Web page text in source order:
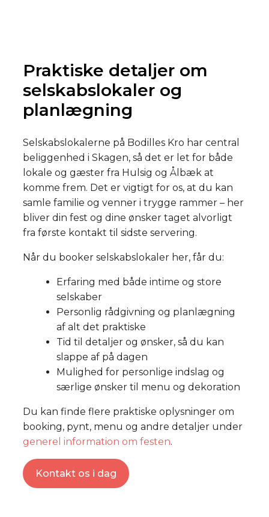
Praktiske detaljer om
selskabslokaler og
planlægning
Selskabslokalerne på Bodilles Kro har central
beliggenhed i Skagen, så det er let for både
lokale og gæster fra Hulsig og Ålbæk at
komme frem. Det er vigtigt for os, at du kan
samle familie og venner i trygge rammer – her
bliver din fest og dine ønsker taget alvorligt
fra første kontakt til sidste servering.
Når du booker selskabslokaler her, får du:
Erfaring med både intime og store
selskaber
Personlig rådgivning og planlægning
af alt det praktiske
Tid til detaljer og ønsker, så du kan
slappe af på dagen
Mulighed for personlige indslag og
særlige ønsker til menu og dekoration
Du kan finde flere praktiske oplysninger om
booking, pynt, menu og andre detaljer under
generel information om festen.
Kontakt os i dag